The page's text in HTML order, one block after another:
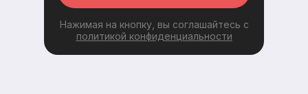
Нажимая на кнопку, вы соглашайтесь с
политикой конфиденциальности